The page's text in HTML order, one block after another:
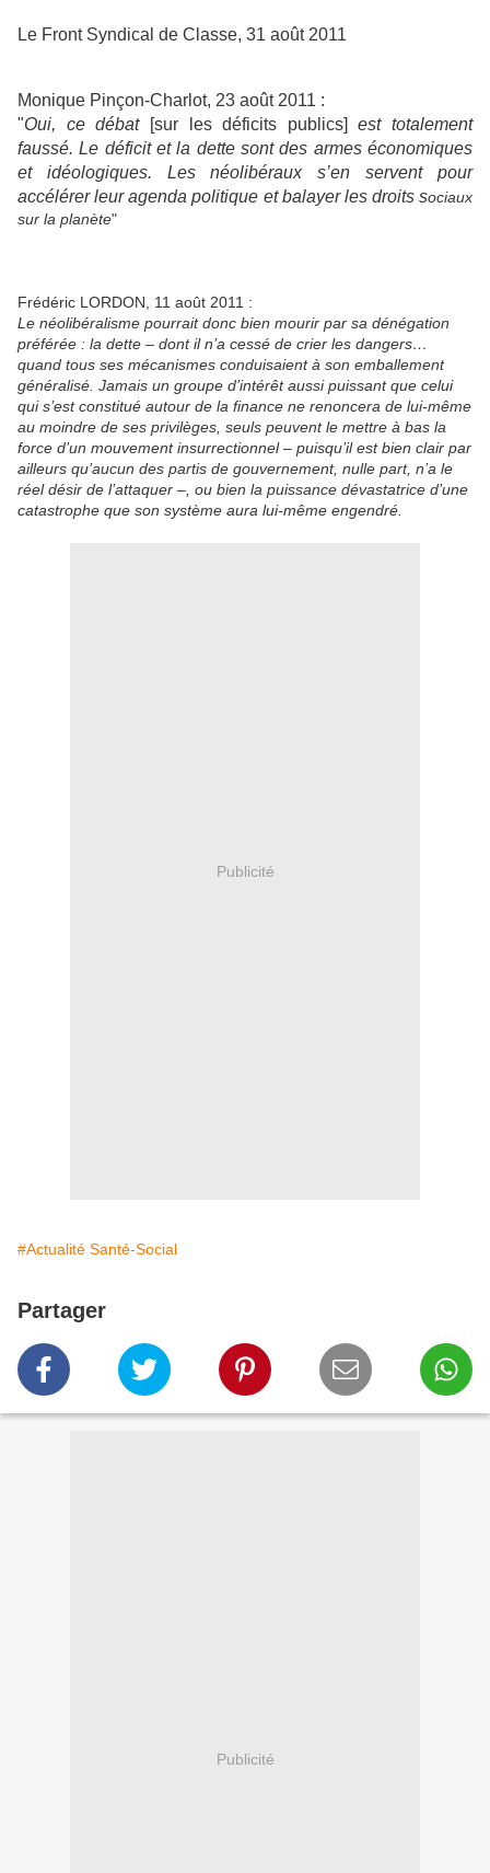
Le Front Syndical de Classe, 31 août 2011
Monique Pinçon-Charlot, 23 août 2011 :
"Oui, ce débat[sur les déficits publics]
est totalement
faussé. Le déficit et la dette sont des armes économiques
et idéologiques. Les néolibéraux s’en servent pour
accélérer leur agenda politique et balayer les droits sociaux
sur la planète"
Frédéric LORDON, 11 août 2011 :
Le néolibéralisme pourrait donc bien mourir par sa dénégation
préférée : la dette – dont il n’a cessé de crier les dangers…
quand tous ses mécanismes conduisaient à son emballement
généralisé. Jamais un groupe d’intérêt aussi puissant que celui
qui s’est constitué autour de la finance ne renoncera de lui-même
au moindre de ses privilèges, seuls peuvent le mettre à bas la
force d’un mouvement insurrectionnel – puisqu’il est bien clair par
ailleurs qu’aucun des partis de gouvernement, nulle part, n’a le
réel désir de l’attaquer –, ou bien la puissance dévastatrice d’une
catastrophe que son système aura lui-même engendré.
Publicité
#Actualité Santé-Social
Partager
Publicité